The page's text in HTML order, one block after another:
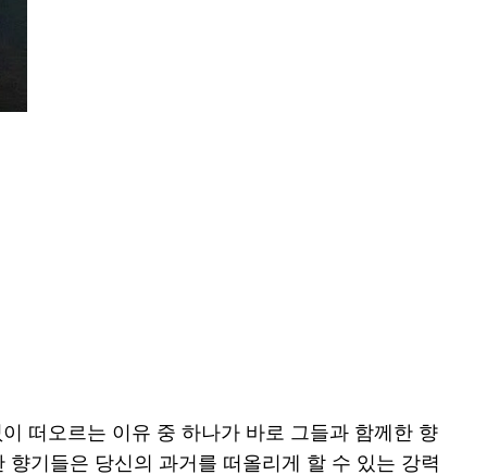
떠오르는 이유 중 하나가 바로 그들과 함께한 향
기들은 당신의 과거를 떠올리게 할 수 있는 강력